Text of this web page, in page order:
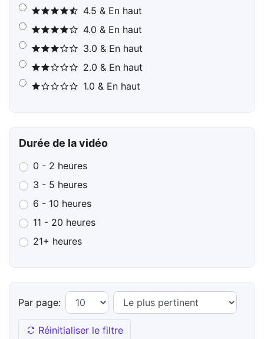
4.5 & En haut
4.0 & En haut
3.0 & En haut
2.0 & En haut
1.0 & En haut
Durée de la vidéo
0 - 2 heures
3 - 5 heures
6 - 10 heures
11 - 20 heures
21+ heures
Par page:
Réinitialiser le filtre